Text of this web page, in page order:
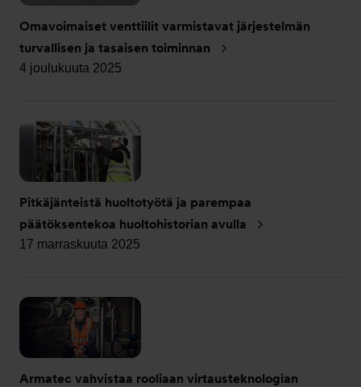
Omavoimaiset venttiilit varmistavat järjestelmän
turvallisen ja tasaisen toiminnan
4 joulukuuta 2025
Pitkäjänteistä huoltotyötä ja parempaa
päätöksentekoa huoltohistorian avulla
17 marraskuuta 2025
Armatec vahvistaa rooliaan virtausteknologian